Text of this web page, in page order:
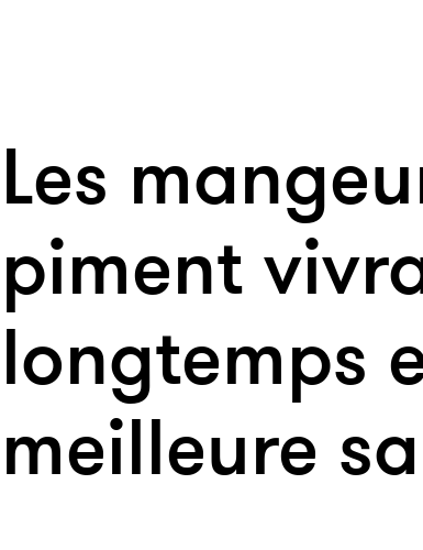
Les
piment
longtemps
meilleure